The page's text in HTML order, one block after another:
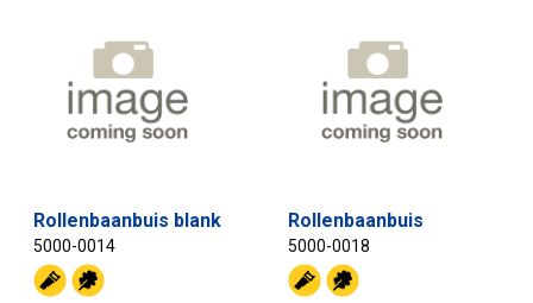
Rollenbaanbuis blank
5000-0014
Rollenbaanbuis
5000-0018